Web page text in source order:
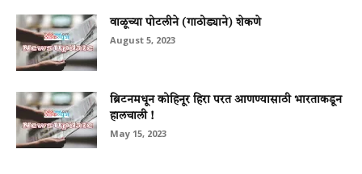
वाळूच्‍या पोटलीने (गाठोड्याने) शेकणे
August 5, 2023
ब्रिटनमधून कोहिनूर हिरा परत आणण्यासाठी भारताकडून
हालचाली !
May 15, 2023